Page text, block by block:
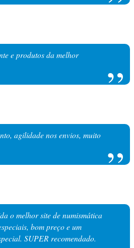
e produtos da melhor
agilidade nos envios, muito
o melhor site de numismática
bom preço e um
SUPER recomendado.